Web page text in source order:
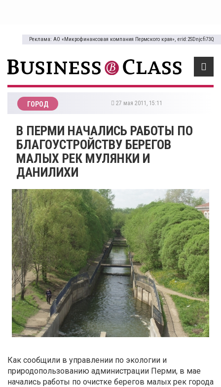
Реклама: АО «Микрофинансовая компания Пермского края», erid:2SDnjcfi73Q
ГОРОД 27 мая 2011, 15:11
В ПЕРМИ НАЧАЛИСЬ РАБОТЫ ПО
БЛАГОУСТРОЙСТВУ БЕРЕГОВ
МАЛЫХ РЕК МУЛЯНКИ И
ДАНИЛИХИ
Как сообщили в управлении по экологии и
природопользованию администрации Перми, в мае
начались работы по очистке берегов малых рек города